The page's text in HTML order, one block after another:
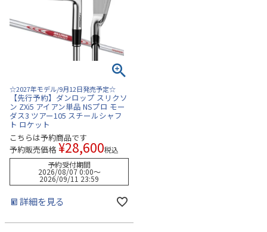
☆2027年モデル/9月12日発売予定☆
【先行予約】ダンロップ スリクソ
ン ZXi5 アイアン単品 NSプロ モー
ダス3 ツアー105 スチールシャフ
ト ロケット
こちらは予約商品です
予約販売価格 ¥28,600税込
予約受付期間
2026/08/07 0:00〜
2026/09/11 23:59
詳細を見る